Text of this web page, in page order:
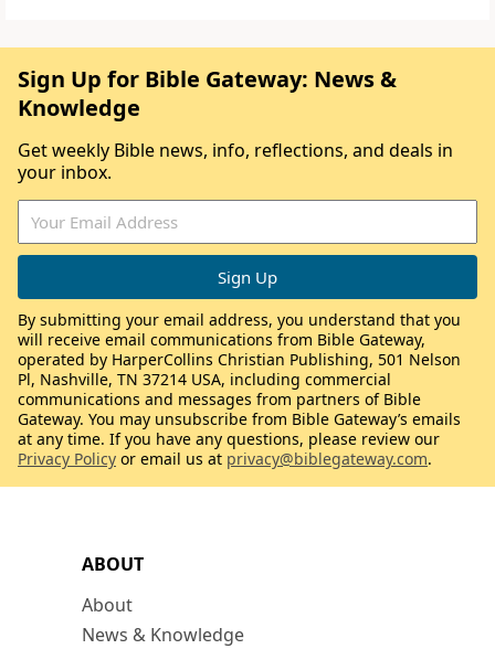
ABOUT
About
News & Knowledge
Sign Up for Bible Gateway: News &
Knowledge
Get weekly Bible news, info, reflections, and deals in
your inbox.
By submitting your email address, you understand that you
will receive email communications from Bible Gateway,
operated by HarperCollins Christian Publishing, 501 Nelson
Pl, Nashville, TN 37214 USA, including commercial
communications and messages from partners of Bible
Gateway. You may unsubscribe from Bible Gateway’s emails
at any time. If you have any questions, please review our
Privacy Policy or email us at privacy@biblegateway.com.